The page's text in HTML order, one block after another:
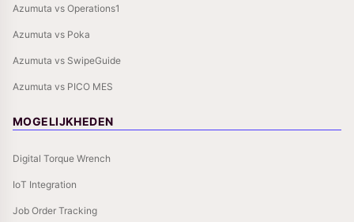
Azumuta vs Operations1
Azumuta vs Poka
Azumuta vs SwipeGuide
Azumuta vs PICO MES
MOGELIJKHEDEN
Digital Torque Wrench
IoT Integration
Job Order Tracking